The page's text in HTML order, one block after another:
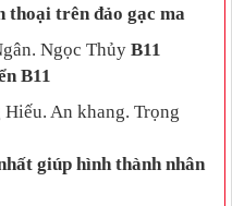
thoại trên đảo gạc ma
Ngọc Thủy B11
B11
Hiếu. An khang. Trọng
giúp hình thành nhân